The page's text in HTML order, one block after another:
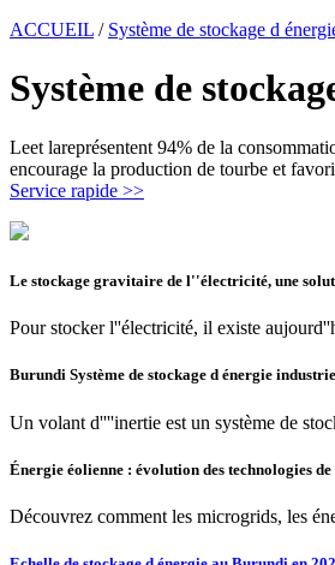
ACCUEIL / Système de stockage d
Système de
Leet lareprésentent 94% de la
encourage la production de tourbe et
Service rapide >>
Le stockage gravitaire de l''électricité, une
Pour stocker l''électricité, il existe
Burundi Système de stockage d énergie
Un volant d''''inertie est un système de
Énergie éolienne : évolution des technologies
Découvrez comment les microgrids, les